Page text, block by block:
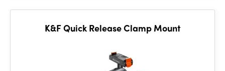
K&F Quick Release Clamp Mount